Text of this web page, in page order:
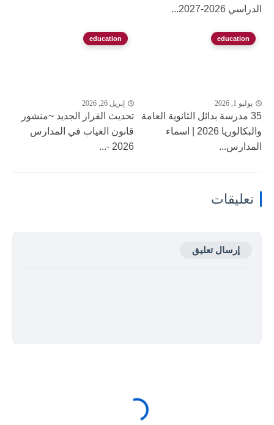
الدراسي 2026-2027...
education
يوليو 1, 2026
35 مدرسة بدائل الثانوية العامة
والبكالوريا 2026 | اسماء
المدارس...
education
إبريل 26, 2026
تحديث القرار الجديد ~منشور
قانون الغياب في المدارس
2026 -...
تعليقات
إرسال تعليق